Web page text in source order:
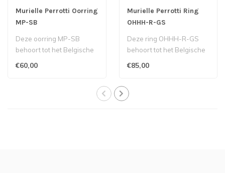
Murielle Perrotti Oorring
MP-SB
Deze oorring MP-SB
behoort tot het Belgische
€60,00
Murielle Perrotti Ring
OHHH-R-GS
Deze ring OHHH-R-GS
behoort tot het Belgische
€85,00